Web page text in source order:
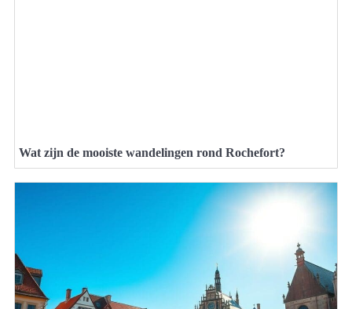
Wat zijn de mooiste wandelingen rond Rochefort?